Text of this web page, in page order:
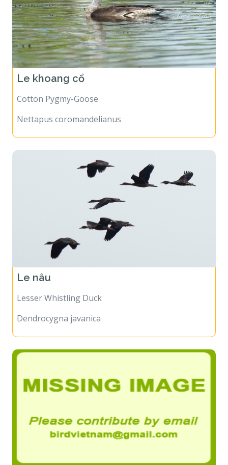
Le khoang cổ
Cotton Pygmy-Goose
Nettapus coromandelianus
Le nâu
Lesser Whistling Duck
Dendrocygna javanica